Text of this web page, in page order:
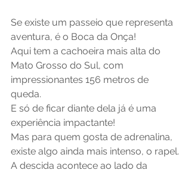
Se existe um passeio que representa
aventura, é o Boca da Onça!
Aqui tem a cachoeira mais alta do
Mato Grosso do Sul, com
impressionantes 156 metros de
queda.
E só de ficar diante dela já é uma
experiência impactante!
Mas para quem gosta de adrenalina,
existe algo ainda mais intenso, o rapel.
A descida acontece ao lado da